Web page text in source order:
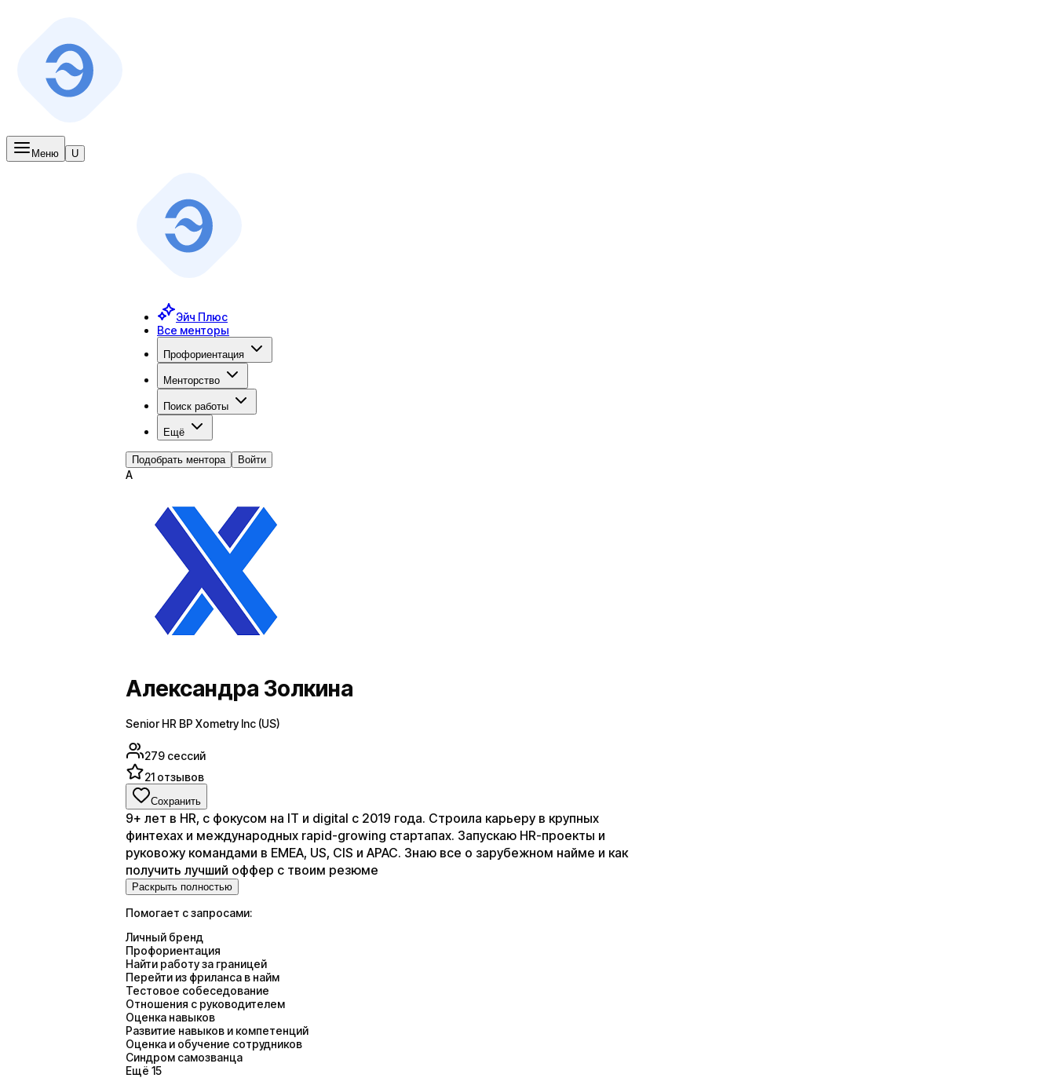
Меню U
Эйч Плюс
Все менторы
Профориентация
Менторство
Поиск работы
Ещё
Подобрать ментора Войти
А
Александра Золкина
Senior HR BP Xometry Inc (US)
279 сессий
21 отзывов
Сохранить
9+ лет в HR, с фокусом на IT и digital с 2019 года. Строила карьеру в крупных
финтехах и международных rapid-growing стартапах. Запускаю HR-проекты и
руковожу командами в EMEA, US, CIS и APAC. Знаю все о зарубежном найме и как
получить лучший оффер с твоим резюме
Раскрыть полностью
Помогает с запросами:
Личный бренд
Профориентация
Найти работу за границей
Перейти из фриланса в найм
Тестовое собеседование
Отношения с руководителем
Оценка навыков
Развитие навыков и компетенций
Оценка и обучение сотрудников
Синдром самозванца
Ещё 15